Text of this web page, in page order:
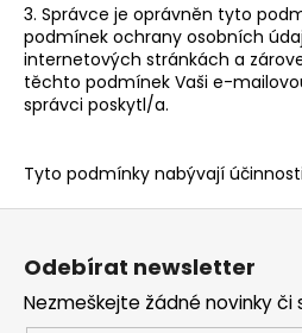
3. Správce je oprávněn tyto
podmínek ochrany osobních
internetových stránkách a
těchto podmínek Vaši e-
správci poskytl/a.
Tyto podmínky nabývají účinnosti
Z
Odebírat newsletter
Nezmeškejte žádné novinky či